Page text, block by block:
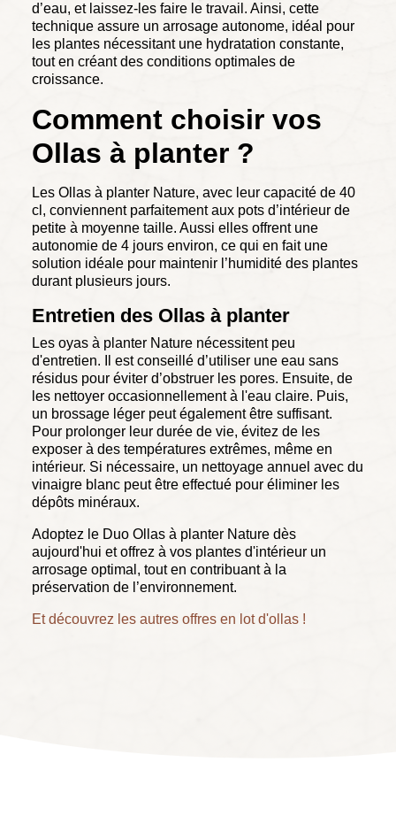
d’eau, et laissez-les faire le travail. Ainsi, cette
technique assure un arrosage autonome, idéal pour
les plantes nécessitant une hydratation constante,
tout en créant des conditions optimales de
croissance.
Comment choisir vos
Ollas à planter ?
Les Ollas à planter Nature, avec leur capacité de 40
cl, conviennent parfaitement aux pots d’intérieur de
petite à moyenne taille. Aussi elles offrent une
autonomie de 4 jours environ, ce qui en fait une
solution idéale pour maintenir l’humidité des plantes
durant plusieurs jours.
Entretien des Ollas à planter
Les oyas à planter Nature nécessitent peu
d'entretien. Il est conseillé d’utiliser une eau sans
résidus pour éviter d’obstruer les pores. Ensuite, de
les nettoyer occasionnellement à l'eau claire. Puis,
un brossage léger peut également être suffisant.
Pour prolonger leur durée de vie, évitez de les
exposer à des températures extrêmes, même en
intérieur. Si nécessaire, un nettoyage annuel avec du
vinaigre blanc peut être effectué pour éliminer les
dépôts minéraux.
Adoptez le Duo Ollas à planter Nature dès
aujourd'hui et offrez à vos plantes d'intérieur un
arrosage optimal, tout en contribuant à la
préservation de l’environnement.
Et découvrez les autres offres en lot d'ollas !